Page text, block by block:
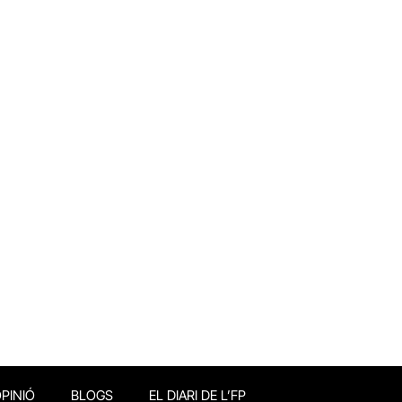
BLOGS EL DIARI DE L’FP